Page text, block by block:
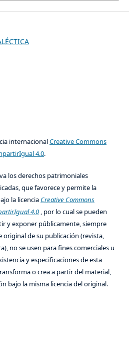
internacionalCreative Commons
4.0.
los derechos patrimoniales
que favorece y permite la
la licencia Creative Commons
4.0, por lo cual se pueden
y exponer públicamente, siempre
original de su publicación (revista,
no se usen para fines comerciales u
y especificaciones de esta
o crea a partir del material,
bajo la misma licencia del original.